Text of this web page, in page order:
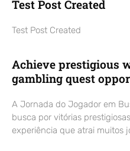
Test Post Created
Test Post Created
Achieve prestigious
gambling quest
A Jornada do Jogador em
busca por vitórias
experiência que atrai muitos